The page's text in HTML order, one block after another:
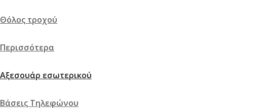
Θόλος τροχού
Περισσότερα
Αξεσουάρ εσωτερικού
Βάσεις Τηλεφώνου